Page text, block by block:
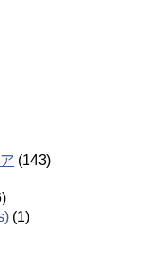
(143)
(1)